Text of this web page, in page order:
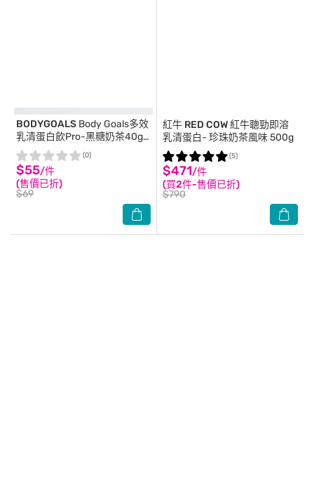
BODYGOALS Body Goals多效
乳清蛋白飲Pro-黑糖奶茶40g/
包
$55/件
(售價已折)
$69
(0)
紅牛 RED COW紅牛聰勁即溶
乳清蛋白- 珍珠奶茶風味 500g
$471/件
(買2件-售價已折)
$790
(5)